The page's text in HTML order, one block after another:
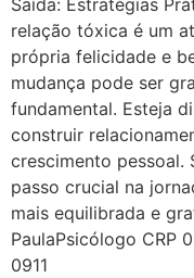
Saída: Estratégias
relação tóxica é um
própria felicidade e
mudança pode ser
fundamental. Esteja
construir
crescimento pessoal.
passo crucial na
mais equilibrada e
PaulaPsicólogo CRP
0911